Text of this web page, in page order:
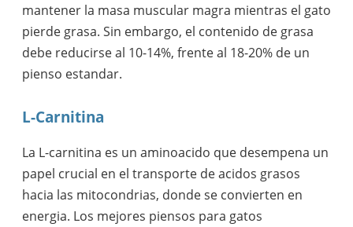
mantener la masa muscular magra mientras el gato
pierde grasa. Sin embargo, el contenido de grasa
debe reducirse al 10-14%, frente al 18-20% de un
pienso estandar.
L-Carnitina
La L-carnitina es un aminoacido que desempena un
papel crucial en el transporte de acidos grasos
hacia las mitocondrias, donde se convierten en
energia. Los mejores piensos para gatos